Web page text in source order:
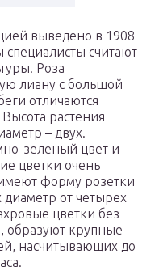
выведено в 1908
считают
Роза
лиану с большой
отличаются
растения
– двух.
зеленый цвет и
цветки очень
форму розетки
от четырех
цветки без
образуют крупные
насчитывающих до